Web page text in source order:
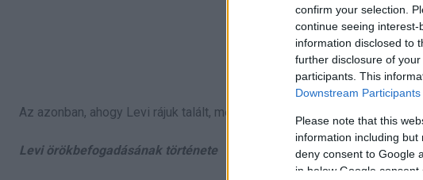
confirm your selection.
continue seeing
information disclosed to
further disclosure of
participants. This
Downstream Participants
Please note that this
information including
deny consent to Google
in below Google consent
Az azonban, ahogy Levi rájuk talált, megható volt, olyannyira, hogy
Levi örökbefogadásának története